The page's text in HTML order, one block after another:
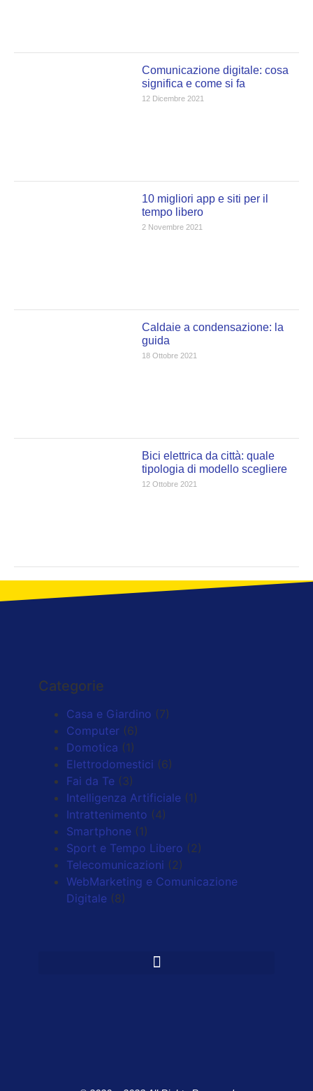
Comunicazione digitale: cosa
significa e come si fa
12 Dicembre 2021
10 migliori app e siti per il
tempo libero
2 Novembre 2021
Caldaie a condensazione: la
guida
18 Ottobre 2021
Bici elettrica da città: quale
tipologia di modello scegliere
12 Ottobre 2021
Categorie
Casa e Giardino (7)
Computer(6)
Domotica (1)
Elettrodomestici (6)
Fai da Te(3)
Intelligenza Artificiale(1)
Intrattenimento (4)
Smartphone(1)
Sport e Tempo Libero (2)
Telecomunicazioni (2)
WebMarketing e Comunicazione
Digitale(8)